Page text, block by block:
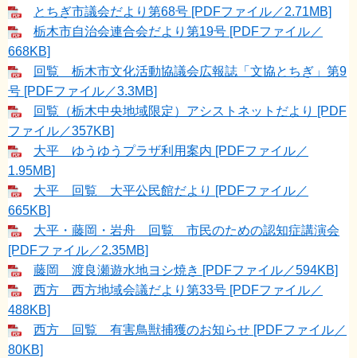
とちぎ市議会だより第68号 [PDFファイル／2.71MB]
栃木市自治会連合会だより第19号 [PDFファイル／
668KB]
回覧 栃木市文化活動協議会広報誌「文協とちぎ」第9
号 [PDFファイル／3.3MB]
回覧（栃木中央地域限定）アシストネットだより [PDF
ファイル／357KB]
大平 ゆうゆうプラザ利用案内 [PDFファイル／
1.95MB]
大平 回覧 大平公民館だより [PDFファイル／
665KB]
大平・藤岡・岩舟 回覧 市民のための認知症講演会
[PDFファイル／2.35MB]
藤岡 渡良瀬遊水地ヨシ焼き [PDFファイル／594KB]
西方 西方地域会議だより第33号 [PDFファイル／
488KB]
西方 回覧 有害鳥獣捕獲のお知らせ [PDFファイル／
80KB]